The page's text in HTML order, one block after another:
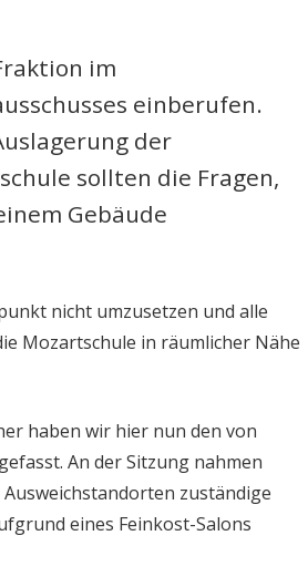
im
einberufen.
der
sollten die Fragen,
Gebäude
nicht umzusetzen und alle
Mozartschule in räumlicher Nähe
haben wir hier nun den von
An der Sitzung nahmen
zuständige
eines Feinkost-Salons